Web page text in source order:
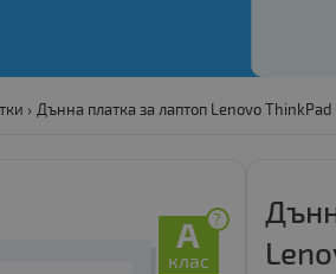
Дънна платка за лаптоп Lenovo ThinkPad
?
A
клас